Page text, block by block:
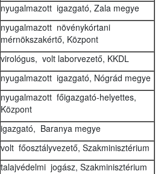
nyugalmazott igazgató, Zala megye
nyugalmazott növénykórtani
mérnökszakértő, Központ
virológus, volt laborvezető, KKDL
nyugalmazott igazgató, Nógrád megye
nyugalmazott főigazgató-helyettes,
Központ
igazgató, Baranya megye
volt főosztályvezető, Szakminisztérium
talajvédelmi jogász, Szakminisztérium